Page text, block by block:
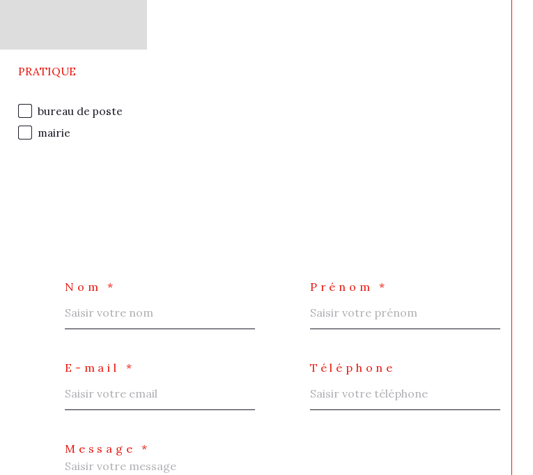
PRATIQUE
bureau de poste
mairie
Nom * Prénom *
E-mail * Téléphone
Message *